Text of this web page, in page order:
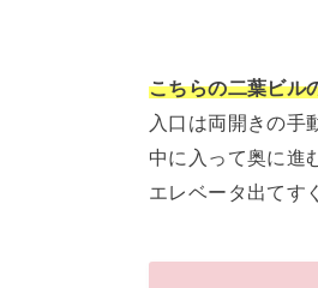
こちらの二葉ビル
入口は両開きの手
中に入って奥に進
エレベータ出てす